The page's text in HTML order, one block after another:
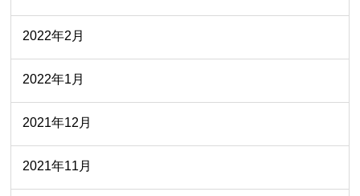
2022年2月
2022年1月
2021年12月
2021年11月